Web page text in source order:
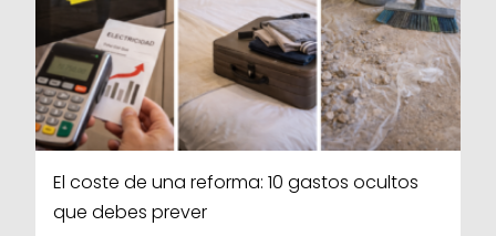
El coste de una reforma: 10 gastos ocultos
que debes prever